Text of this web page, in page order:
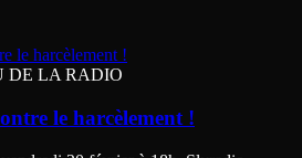
DE LA RADIO
le harcèlement !